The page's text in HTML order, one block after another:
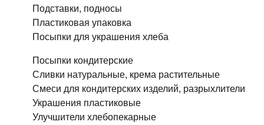
Подставки, подносы
Пластиковая упаковка
Посыпки для украшения хлеба
Посыпки кондитерские
Сливки натуральные, крема растительные
Смеси для кондитерских изделий, разрыхлители
Украшения пластиковые
Улучшители хлебопекарные